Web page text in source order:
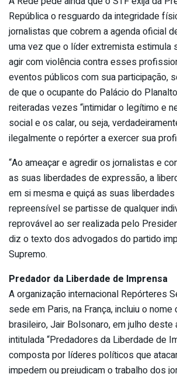
República o resguardo da integridade
jornalistas que cobrem a agenda oficial
uma vez que o líder extremista estimula
agir com violência contra esses
eventos públicos com sua participação,
de que o ocupante do Palácio do
reiteradas vezes “intimidar o legítimo e
social e os calar, ou seja,
ilegalmente o repórter a exercer sua
“Ao ameaçar e agredir os jornalistas e
as suas liberdades de expressão, a
em si mesma e quiçá as suas
repreensível se partisse de qualquer
reprovável ao ser realizada pelo
diz o texto dos advogados do partido
Supremo.
Predador da Liberdade de Imprensa
A organização internacional Repórteres
sede em Paris, na França, incluiu o
brasileiro, Jair Bolsonaro, em julho deste
intitulada “Predadores da Liberdade de
composta por líderes políticos que
impedem ou prejudicam o trabalho dos